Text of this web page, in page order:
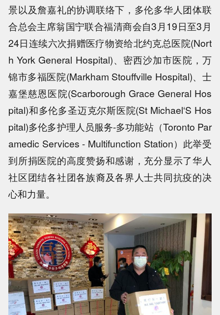
景以及詹嘉礼的协调联络下，多伦多华人团体联
合总会主席翁国宁联合福清商会自3月19日至3月
24日连续六次捐赠医疗物资给北约克总医院(Nort
h York General Hospital)、密西沙加市医院，万
锦市多福医院(Markham Stouffville Hospital)、士
嘉堡慈恩医院(Scarborough Grace General Hos
pital)和多伦多圣迈克尔斯医院(St Michael‘S Hos
pital)多伦多护理人员服务-多功能站（Toronto Par
amedic Services - Multifunction Station）此举受
到所捐医院的高度赞扬和感谢，充分显示了华人
社区团结各社团各族裔及各界人士共同抗疫的决
心和力量。